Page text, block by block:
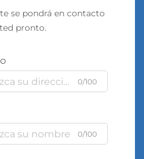
se pondrá en contacto
pronto.
0/100
0/100